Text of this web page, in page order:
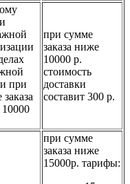
при
при сумме
заказа ниже
10000 р.
стоимость
доставки
составит 300 р.
при сумме
заказа ниже
15000р. тарифы: